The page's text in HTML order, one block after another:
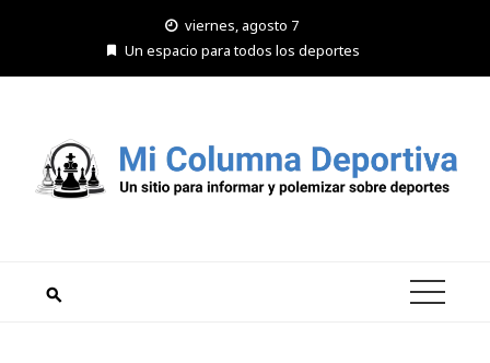
viernes, agosto 7
Un espacio para todos los deportes